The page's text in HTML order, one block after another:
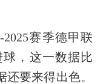
赛季德甲联
球，这一数据比
要来得出色。